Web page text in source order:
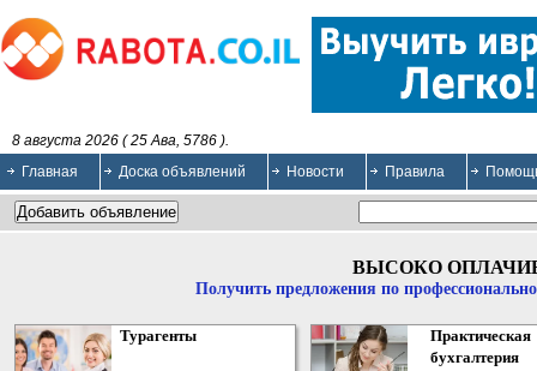
8 августа 2026 ( 25 Ава, 5786 ).
Главная
Доска объявлений Новости Правила
ВЫСОКО
Получить предложения по
Турагенты
Практическая
бухгалтерия